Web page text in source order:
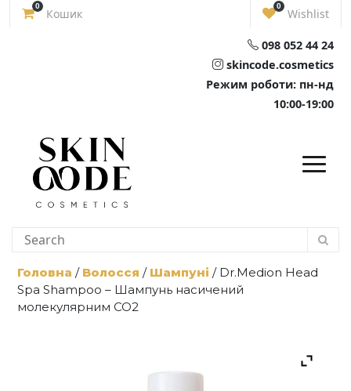
Skip
0
Кошик
0
Wishlist
098 052 44 24
skincode.cosmetics
Режим роботи: пн-нд
10:00-19:00
Головна / Волосся / Шампуні / Dr.Medion Head
Spa Shampoo – Шампунь насичений
молекулярним СО2